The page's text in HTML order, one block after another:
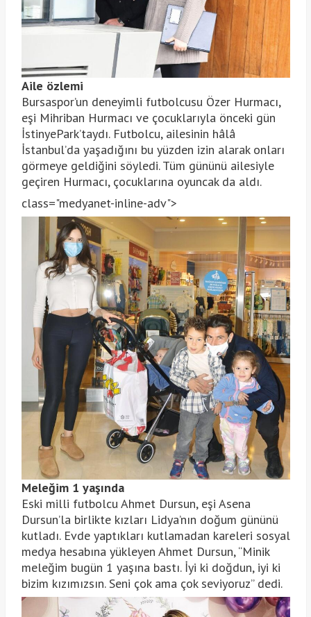
Aile özlemi
Bursaspor’un deneyimli futbolcusu Özer Hurmacı,
eşi Mihriban Hurmacı ve çocuklarıyla önceki gün
İstinyePark’taydı. Futbolcu, ailesinin hâlâ
İstanbul’da yaşadığını bu yüzden izin alarak onları
görmeye geldiğini söyledi. Tüm gününü ailesiyle
geçiren Hurmacı, çocuklarına oyuncak da aldı.
class="medyanet-inline-adv">
Meleğim 1 yaşında
Eski milli futbolcu Ahmet Dursun, eşi Asena
Dursun’la birlikte kızları Lidya’nın doğum gününü
kutladı. Evde yaptıkları kutlamadan kareleri sosyal
medya hesabına yükleyen Ahmet Dursun, “Minik
meleğim bugün 1 yaşına bastı. İyi ki doğdun, iyi ki
bizim kızımızsın. Seni çok ama çok seviyoruz” dedi.